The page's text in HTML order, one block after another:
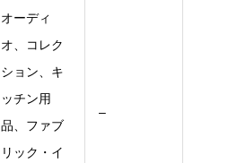
オーディ
オ、コレク
ション、キ
ッチン用
品、ファブ
リック・イ
–